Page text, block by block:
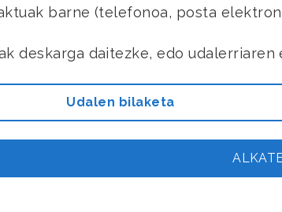
barne (telefonoa, posta
deskarga daitezke, edo
Udalen bilaketa